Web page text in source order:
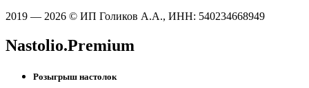
2019 — 2026 © ИП Голиков А.А., ИНН: 540234668949
Nastolio.Premium
Розыгрыш настолок